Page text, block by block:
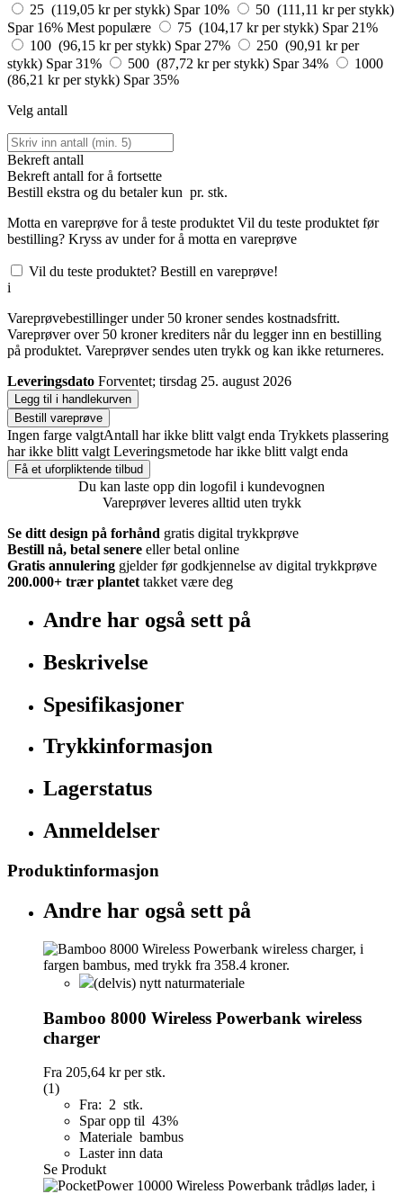
25 (119,05 kr per stykk) Spar 10%
50 (111,11 kr per stykk)
Spar 16% Mest populære 75 (104,17 kr per stykk) Spar 21%
100 (96,15 kr per stykk) Spar 27%
250 (90,91 kr per
stykk) Spar 31% 500 (87,72 kr per stykk) Spar 34%
1000
(86,21 kr per stykk) Spar 35%
Velg antall
Bekreft antall
Bekreft antall for å fortsette
Bestill ekstra og du betaler kun pr. stk.
Motta en vareprøve for å teste produktet Vil du teste produktet før
bestilling? Kryss av under for å motta en vareprøve
Vil du teste produktet? Bestill en vareprøve!
i
Vareprøvebestillinger under 50 kroner sendes kostnadsfritt.
Vareprøver over 50 kroner krediters når du legger inn en bestilling
på produktet. Vareprøver sendes uten trykk og kan ikke returneres.
Leveringsdato Forventet; tirsdag 25. august 2026
Legg til i handlekurven
Bestill vareprøve
Ingen farge valgtAntall har ikke blitt valgt enda Trykkets plassering
har ikke blitt valgt Leveringsmetode har ikke blitt valgt enda
Få et uforpliktende tilbud
Du kan laste opp din logofil i kundevognen
Vareprøver leveres alltid uten trykk
Se ditt design på forhånd gratis digital trykkprøve
Bestill nå, betal senere eller betal online
Gratis annulering gjelder før godkjennelse av digital trykkprøve
200.000+ trær plantet takket være deg
Andre har også sett på
Beskrivelse
Spesifikasjoner
Trykkinformasjon
Lagerstatus
Anmeldelser
Produktinformasjon
Andre har også sett på
(delvis) nytt naturmateriale
Bamboo 8000 Wireless Powerbank wireless
charger
Fra 205,64 krper stk.
(1)
Fra: 2 stk.
Spar opp til 43%
Materiale bambus
Laster inn data
Se Produkt